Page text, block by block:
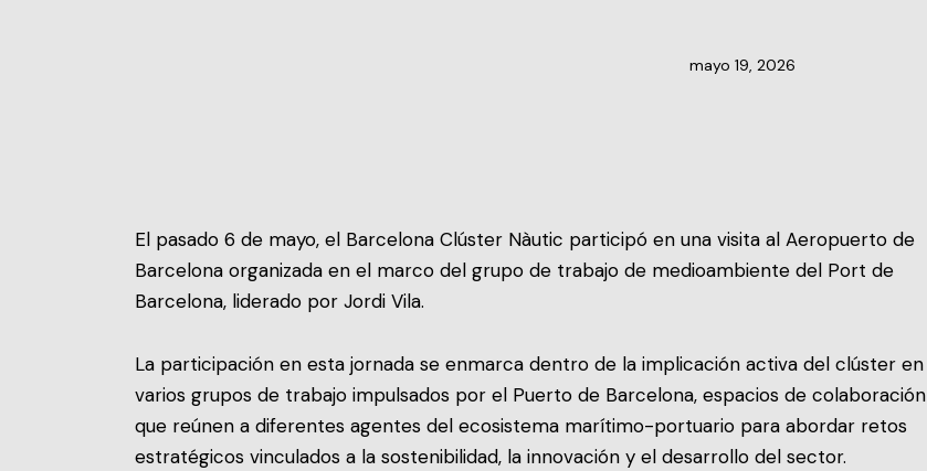
mayo 19, 2026
El pasado 6 de mayo, el Barcelona Clúster Nàutic participó en una visita al Aeropuerto de
Barcelona organizada en el marco del grupo de trabajo de medioambiente del Port de
Barcelona, liderado por Jordi Vila.
La participación en esta jornada se enmarca dentro de la implicación activa del clúster en
varios grupos de trabajo impulsados por el Puerto de Barcelona, espacios de colaboración
que reúnen a diferentes agentes del ecosistema marítimo-portuario para abordar retos
estratégicos vinculados a la sostenibilidad, la innovación y el desarrollo del sector.